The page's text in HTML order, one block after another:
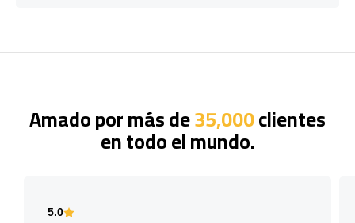
Amado por más de35,000clientes
en todo el mundo.
5.0